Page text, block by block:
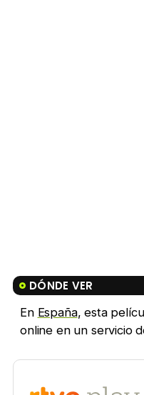
DÓNDE VER
En España, esta
online en un servicio